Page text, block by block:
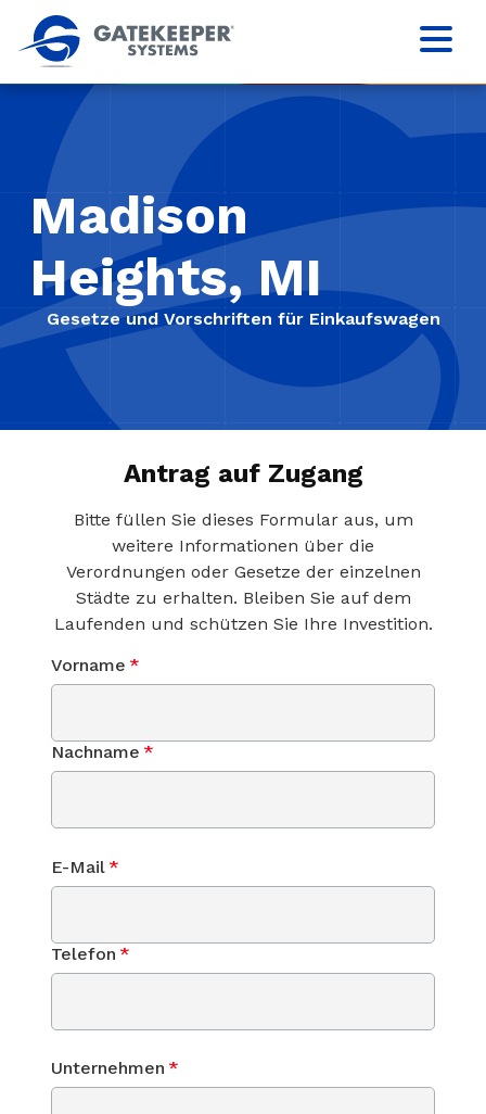
Madison
Heights, MI
Gesetze und Vorschriften für Einkaufswagen
Antrag auf Zugang
Bitte füllen Sie dieses Formular aus, um
weitere Informationen über die
Verordnungen oder Gesetze der einzelnen
Städte zu erhalten. Bleiben Sie auf dem
Laufenden und schützen Sie Ihre Investition.
Vorname *
Nachname *
E-Mail *
Telefon *
Unternehmen *